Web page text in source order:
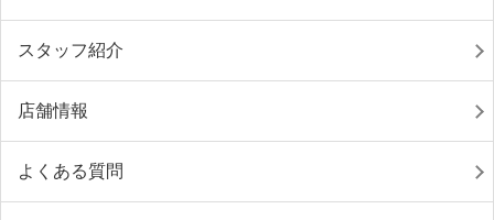
スタッフ紹介
店舗情報
よくある質問